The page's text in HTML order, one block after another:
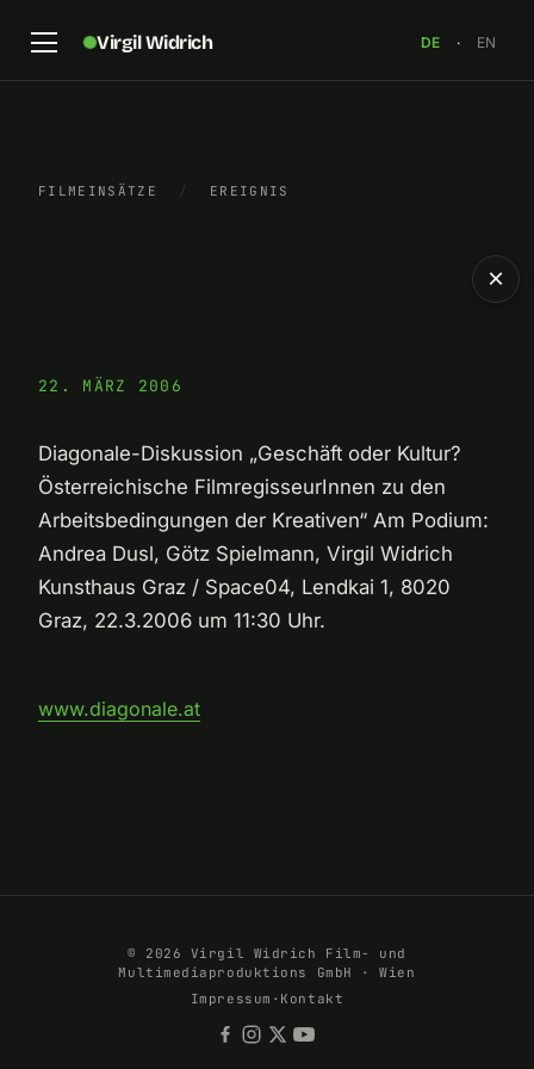
Virgil Widrich DE · EN
FILMEINSÄTZE / EREIGNIS
22. MÄRZ 2006
Diagonale-Diskussion „Geschäft oder Kultur?
Österreichische FilmregisseurInnen zu den
Arbeitsbedingungen der Kreativen“ Am Podium:
Andrea Dusl, Götz Spielmann, Virgil Widrich
Kunsthaus Graz / Space04, Lendkai 1, 8020
Graz, 22.3.2006 um 11:30 Uhr.
www.diagonale.at
×
© 2026 Virgil Widrich Film- und
Multimediaproduktions GmbH · Wien
Impressum · Kontakt